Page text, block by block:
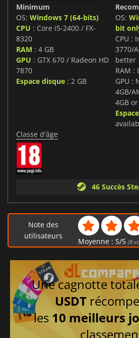
Minimum
OS: Windows 7 (64-bits)
CPU : Core i5-2400 / FX-
8320
RAM : 4 GB
GPU : GTX 670 / Radeon HD
7870
Espace disque : 2 GB
OS:
bit
CPU :
3770/
better
RAM :
GPU :
4GB/
4GB
Classe d'âge
46 Succès
Note des
utilisateurs
Moyenne : 5/5 (8
Une cagnotte
USDT
les 10 meilleurs